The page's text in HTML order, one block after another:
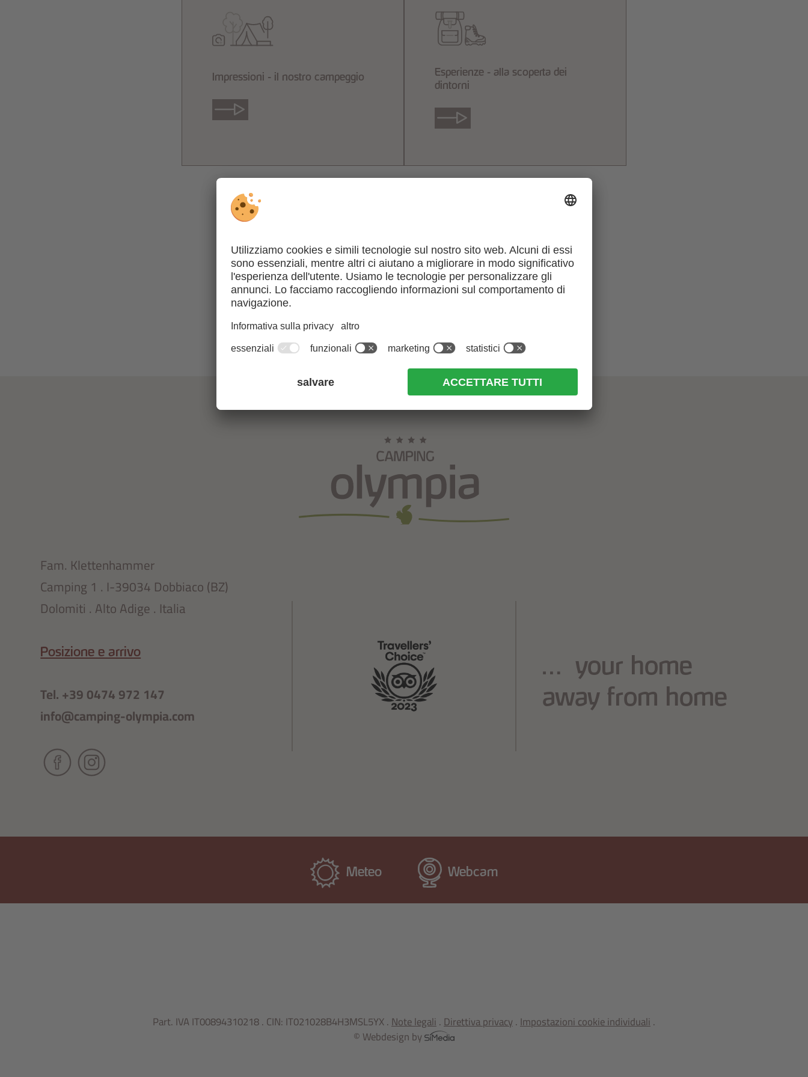
Impressioni - il nostro campeggio
Esperienze - alla scoperta dei
dintorni
Fam. Klettenhammer
Camping 1 . I-39034 Dobbiaco (BZ)
Dolomiti . Alto Adige . Italia
Posizione e arrivo
Tel. +39 0474 972 147
info@camping-olympia.com
… your home
away from home
Meteo Webcam
Part. IVA IT00894310218 . CIN: IT021028B4H3MSL5YX .Note legali.Direttiva privacy.Impostazioni cookie individuali.
© Webdesign by